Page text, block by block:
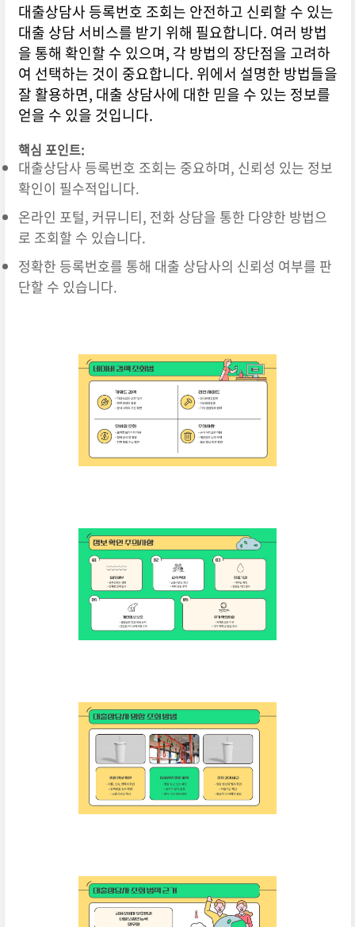
대출상담사 등록번호 조회는 안전하고 신뢰할 수 있는
대출 상담 서비스를 받기 위해 필요합니다. 여러 방법
을 통해 확인할 수 있으며, 각 방법의 장단점을 고려하
여 선택하는 것이 중요합니다. 위에서 설명한 방법들을
잘 활용하면, 대출 상담사에 대한 믿을 수 있는 정보를
얻을 수 있을 것입니다.
핵심 포인트:
대출상담사 등록번호 조회는 중요하며, 신뢰성 있는 정보
확인이 필수적입니다.
온라인 포털, 커뮤니티, 전화 상담을 통한 다양한 방법으
로 조회할 수 있습니다.
정확한 등록번호를 통해 대출 상담사의 신뢰성 여부를 판
단할 수 있습니다.